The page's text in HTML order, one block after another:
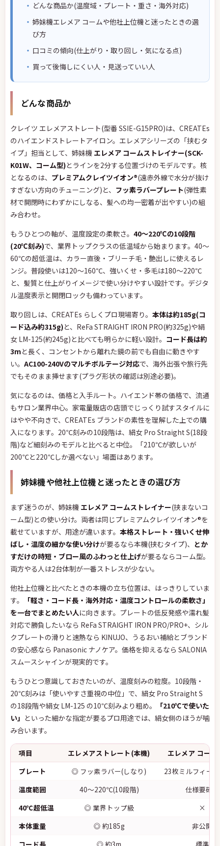
どんな商品か(温度域・プレート・重さ・海外対応)
姉妹機エレメア コームや他社上位機と迷ったときの選
び方
口コミの傾向(仕上がり・取り回し・気になる点)
買って後悔しにくい人・見送っていい人
どんな商品か
クレイツ エレメアストレート(型番 SSIE-G15PRO)は、CREATEs
のハイエンドストレートアイロン。エレメアシリーズの「挟むタ
イプ」担当として、姉妹機 エレメア コームストレイナー(SCK-
K01W、コーム型)とラインを2分する位置づけのモデルです。核
となるのは、 プレミアムクレイツイオン®(遠赤外線で水分が抜け
すぎない方向のチューニング)と、 フッ素ラバープレート(弾性素
材で開閉時にわずかにしなる、髪への均一密着が出やすい)の組
み合わせ。
もうひとつの軸が、温度設定の柔軟さ。 40〜220℃の10段階
(20℃刻み)で、業界トップクラスの低温域から始まります。40〜
60℃の超低温は、カラー直後・ブリーチ毛・艶出しに使えるレ
ンジ。普段使いは120〜160℃、強いくせ・多毛は180〜220℃
と、髪質と仕上がりイメージで使い分けやすい設計です。デジタ
ル温度表示と開閉ロックも備わっています。
取り回しは、CREATEs らしくプロ現場寄り。 本体は約185g(コ
ード込み約315g)と、ReFa STRAIGHT IRON PRO(約325g)や絹
女 LM-125(約245g)と比べても明らかに軽い設計。 コード長は約
3mと長く、コンセントから離れた鏡の前でも自由に動きやす
い。 AC100-240Vのマルチボルテージ対応で、海外出張や旅行先
でもそのまま挿せます(プラグ形状の確認は別途必要)。
気になるのは、価格と入手ルート。ハイエンド帯の価格で、流通
もサロン業界中心。家電量販店の店頭でじっくり試すスタイルに
はやや不向きで、CREATEs ブランドの素性を理解した上での購
入になります。20℃刻みの10段階は、絹女 Pro Straight S(18段
階)など細刻みのモデルと比べると中位。「210℃が欲しいが
200℃と220℃しか選べない」場面はあります。
姉妹機や他社上位機と迷ったときの選び方
まず迷うのが、姉妹機 エレメア コームストレイナー(挟まないコ
ーム型)との使い分け。両者は同じプレミアムクレイツイオン®を
載せていますが、用途が違います。 本格ストレート・強いくせ伸
ばし・温度の細かな使い分けが要るなら本機(挟むタイプ)、 とか
すだけの時短・ブロー風のふわっと仕上げが要るならコーム型。
両方やる人は2台体制が一番ストレスが少ない。
他社上位機と比べたときの本機の立ち位置は、はっきりしていま
す。
「軽さ・コード長・海外対応・温度コントロールの柔軟さ」
を一台でまとめたい人に向きます。プレートの低反発感や濡れ髪
対応で勝負したいなら ReFa STRAIGHT IRON PRO/PRO+、シル
クプレートの滑りと速熱なら KINUJO、うるおい補給とブランド
の安心感なら Panasonic ナノケア。価格を抑えるなら SALONIA
スムースシャインが現実的です。
もうひとつ意識しておきたいのが、温度刻みの粒度。10段階・
20℃刻みは「使いやすさ重視の中位」で、絹女 Pro Straight S
の18段階や絹女 LM-125 の10℃刻みより粗め。
「210℃で使いた
い」 といった細かな指定が要るプロ用途では、絹女側のほうが噛
み合います。
項目 エレメアストレート(本機)
エレメア コー
プレート
◎ フッ素ラバー(しなり)
23枚ミルフィー
温度範囲
40〜220℃(10段階)
仕様要確認
40℃超低温
◎ 業界トップ級
×
本体重量
◎ 約185g
非公開
コード長
◎ 約3m 標準